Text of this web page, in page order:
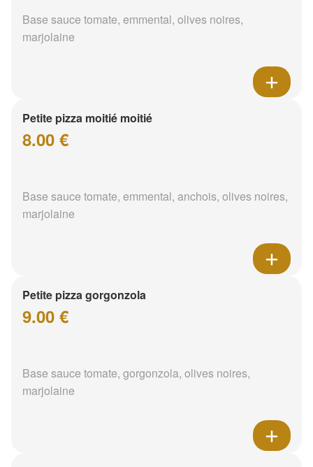
Base sauce tomate, emmental, olives noires,
marjolaine
Petite pizza moitié moitié
8.00 €
Base sauce tomate, emmental, anchois, olives noires,
marjolaine
Petite pizza gorgonzola
9.00 €
Base sauce tomate, gorgonzola, olives noires,
marjolaine